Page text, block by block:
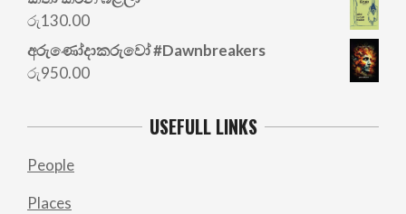
was:
රු130.00
අරු‍ණෝදාකරුවෝ #Dawnbreakers
රු950.00
USEFULL LINKS
People
Places